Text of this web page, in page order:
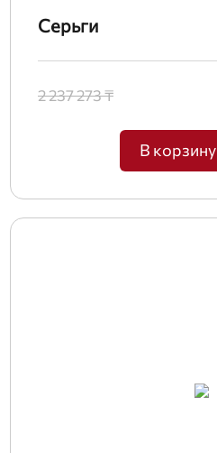
Серьги
2 237 273 ₸
В корзину